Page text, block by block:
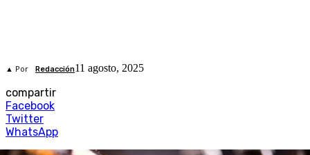
▲ Por Redacción11 agosto, 2025
compartir
Facebook
Twitter
WhatsApp